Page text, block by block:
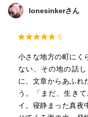
lonesinkerさん
5
小さな地方の町にく
ない、その地の話
に、文章からあふれ
う。「まだ、生き
イ。寝静まった真夜